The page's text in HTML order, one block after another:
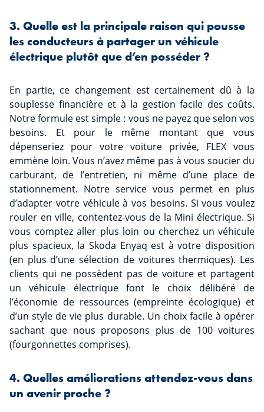
3. Quelle est la principale raison qui pousse
les conducteurs à partager un véhicule
électrique plutôt que d’en posséder ?
En partie, ce changement est certainement dû à la
souplesse financière et à la gestion facile des coûts.
Notre formule est simple : vous ne payez que selon vos
besoins. Et pour le même montant que vous
dépenseriez pour votre voiture privée, FLEX vous
emmène loin. Vous n’avez même pas à vous soucier du
carburant, de l’entretien, ni même d’une place de
stationnement. Notre service vous permet en plus
d’adapter votre véhicule à vos besoins. Si vous voulez
rouler en ville, contentez-vous de la Mini électrique. Si
vous comptez aller plus loin ou cherchez un véhicule
plus spacieux, la Skoda Enyaq est à votre disposition
(en plus d’une sélection de voitures thermiques). Les
clients qui ne possèdent pas de voiture et partagent
un véhicule électrique font le choix délibéré de
l’économie de ressources (empreinte écologique) et
d’un style de vie plus durable. Un choix facile à opérer
sachant que nous proposons plus de 100 voitures
(fourgonnettes comprises).
4. Quelles améliorations attendez-vous dans
un avenir proche ?